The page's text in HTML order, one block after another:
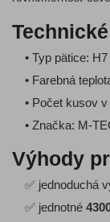
• Typ pätice: H7
• Farebná
• Počet kusov
• Značka: M-
Výhody
✅ jednoduchá
✅ jednotné